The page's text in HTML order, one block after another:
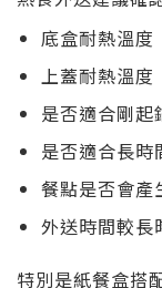
底盒耐熱溫度
上蓋耐熱溫度
是否適合剛起
是否適合長時
餐點是否會產
外送時間較長
特別是紙餐盒搭